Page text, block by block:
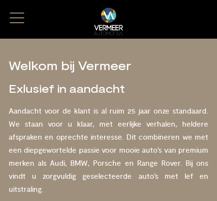
Welkom bij Vermeer
Exlusief in aandacht
Aandacht voor de klant is al ruim 25 jaar onze standaard.
We staan voor u klaar, met eerlijke verhalen, heldere
afspraken en oprechte interesse. Dit combineren we met
een diepgewortelde passie voor mooie auto’s van premium
merken als Audi, BMW, Porsche en Range Rover. Bij ons
vindt u zorgvuldig geselecteerde auto’s met lef en
uitstraling.